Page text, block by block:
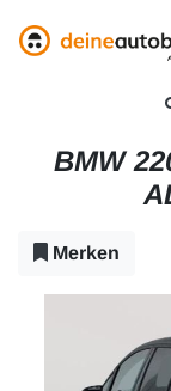
BMW
Merken